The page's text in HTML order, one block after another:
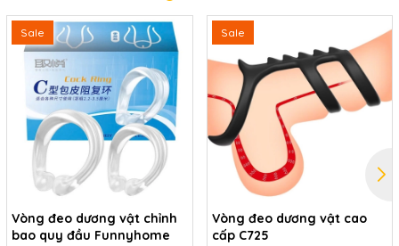
Sale
Vòng đeo dương vật chỉnh
bao quy đầu Funnyhome
Sale
Vòng đeo dương vật cao
cấp C725